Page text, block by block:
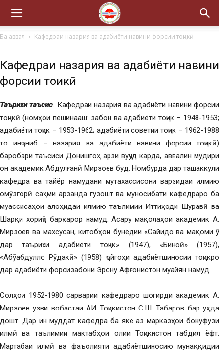
Ба аввал Кафедраи назария ва адабиёти навини форсии тоҷикӣ
Кафедраи назария ва адабиёти навини
форсии тоҷикӣ
Таърихи таъсис. Кафедраи назария ва адабиёти навини форсии
тоҷикӣ (номҳои пешинааш: забон ва адабиёти тоҷик – 1948-1953;
адабиёти тоҷик – 1953-1962; адабиёти советии тоҷик – 1962-1988
то инҷониб – назария ва адабиёти навини форсии тоҷикӣ)
баробари таъсиси Донишгоҳ арзи вуҷуд карда, аввалин мудири
он академик Абдулғанӣ Мирзоев буд. Номбурда дар ташаккули
кафедра ва тайёр намудани мутахассисони варзидаи илмию
омӯзгорӣ саҳми арзанда гузошт ва муносибати кафедраро ба
муассисаҳои алоҳидаи илмию таълимии Иттиҳоди Шуравӣ ва
Шарқи хориҷӣ барқарор намуд. Асару мақолаҳои академик А.
Мирзоев ва махсусан, китобҳои бунёдии «Сайидо ва мақоми ӯ
дар таърихи адабиёти тоҷик» (1947), «Биноӣ» (1957),
«Абӯабдулло Рӯдакӣ» (1958) ҷойгоҳи адабиётшиносии тоҷикро
дар адабиёти форсизабони Эрону Афғонистон муайян намуд.
Солҳои 1952-1980 сарварии кафедраро шогирди академик А.
Мирзоев узви вобастаи АИ Тоҷикистон С.Ш. Табаров бар уҳда
дошт. Дар ин муддат кафедра ба яке аз марказҳои бонуфузи
илмӣ ва таълимии мактабҳои олии Тоҷикистон табдил ёфт.
Мартабаи илмӣ ва фаъолияти адабиётшиносию мунаққидии